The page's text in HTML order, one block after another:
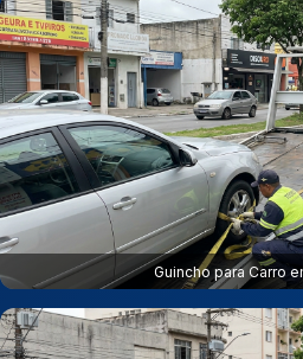
Guincho para Carro